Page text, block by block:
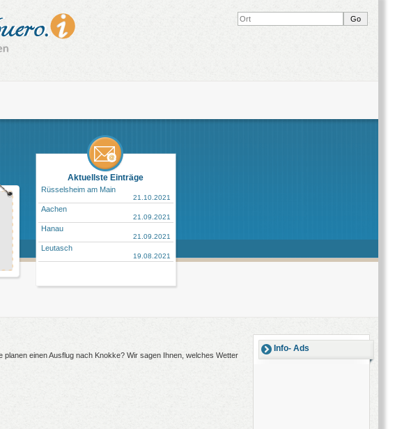
Aktuellste Einträge
Rüsselsheim am Main
21.10.2021
Aachen
21.09.2021
Hanau
21.09.2021
Leutasch
19.08.2021
Info- Ads
einen Ausflug nach Knokke? Wir sagen Ihnen, welches Wetter